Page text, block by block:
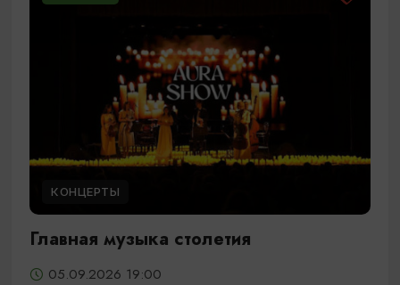
КОНЦЕРТЫ
Главная музыка столетия
05.09.2026 19:00